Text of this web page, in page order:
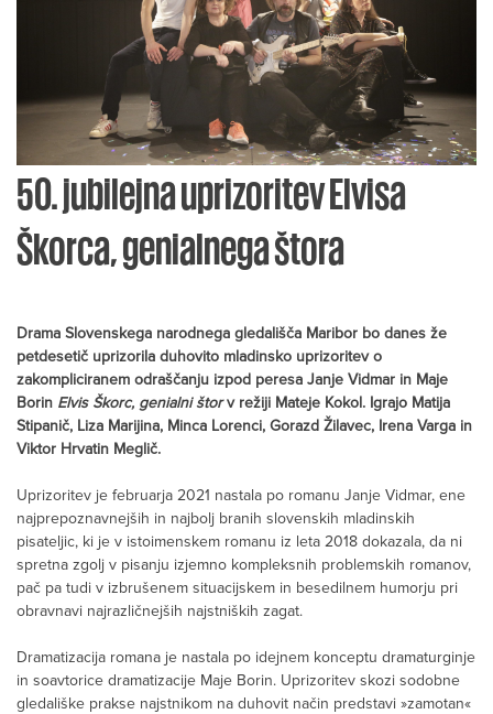
50. jubilejna uprizoritev Elvisa
Škorca, genialnega štora
Drama Slovenskega narodnega gledališča Maribor bo danes že
petdesetič uprizorila duhovito mladinsko uprizoritev o
zakompliciranem odraščanju izpod peresa Janje Vidmar in Maje
Borin Elvis Škorc, genialni štorv režiji Mateje Kokol. Igrajo Matija
Stipanič, Liza Marijina, Minca Lorenci, Gorazd Žilavec, Irena Varga in
Viktor Hrvatin Meglič.
Uprizoritev je februarja 2021 nastala po romanu Janje Vidmar, ene
najprepoznavnejših in najbolj branih slovenskih mladinskih
pisateljic, ki je v istoimenskem romanu iz leta 2018 dokazala, da ni
spretna zgolj v pisanju izjemno kompleksnih problemskih romanov,
pač pa tudi v izbrušenem situacijskem in besedilnem humorju pri
obravnavi najrazličnejših najstniških zagat.
Dramatizacija romana je nastala po idejnem konceptu dramaturginje
in soavtorice dramatizacije Maje Borin. Uprizoritev skozi sodobne
gledališke prakse najstnikom na duhovit način predstavi »zamotan«